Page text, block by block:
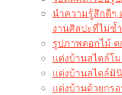
นำความรู้สึกดีๆ
งานศิลปะที่ไม่ซ้
รูปภาพดอกไม้
แต่งบ้านสไตล์โ
แต่งบ้านสไตล์มิ
แต่งบ้านด้วยกร